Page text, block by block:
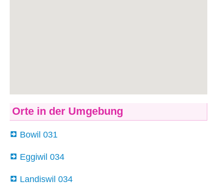
Orte in der Umgebung
Bowil 031
Eggiwil 034
Landiswil 034